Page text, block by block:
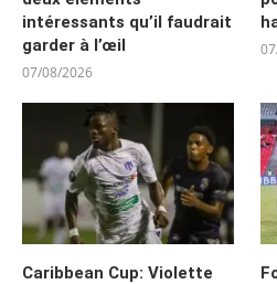
intéressants qu’il faudrait
garder à l’œil
07/08/2026
Caribbean Cup: Violette